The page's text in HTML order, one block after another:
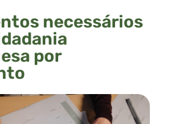
necessários
por